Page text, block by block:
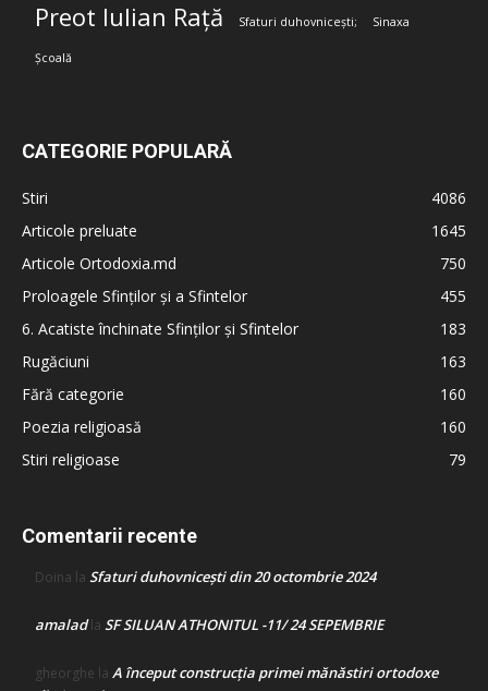
Preot Iulian Rață Sfaturi duhovnicești; Sinaxa
Școală
CATEGORIE POPULARĂ
Stiri
4086
Articole preluate
1645
Articole Ortodoxia.md
750
Proloagele Sfinților și a Sfintelor
455
6. Acatiste închinate Sfinților și Sfintelor
183
Rugăciuni
163
Fără categorie
160
Poezia religioasă
160
Stiri religioase
79
Comentarii recente
Doina la Sfaturi duhovnicești din 20 octombrie 2024
amaladla SF SILUAN ATHONITUL -11/ 24 SEPEMBRIE
gheorghe la A început construcţia primei mănăstiri ortodoxe